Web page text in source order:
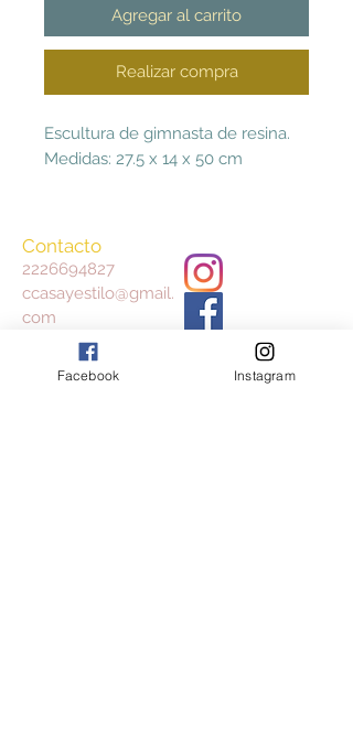
Agregar al carrito
Realizar compra
Escultura de gimnasta de resina.
Medidas: 27.5 x 14 x 50 cm
Contacto
2226694827
ccasayestilo@gmail.
com
Facebook Instagram